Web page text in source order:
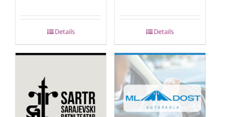
Details Details